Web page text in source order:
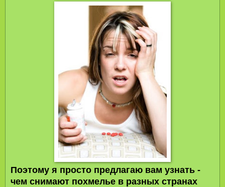
Поэтому я просто предлагаю вам узнать -
чем снимают похмелье в разных странах